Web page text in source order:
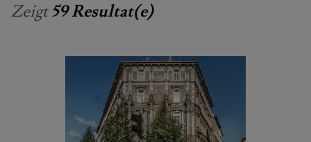
Zeigt59 Resultat(e)